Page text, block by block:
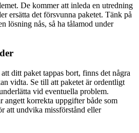
De kommer att inleda en utredning
ersätta det försvunna paketet. Tänk på
lösning nås, så ha tålamod under
ditt paket tappas bort, finns det några
vidta. Se till att paketet är ordentligt
vid eventuella problem.
angett korrekta uppgifter både som
att undvika missförstånd eller